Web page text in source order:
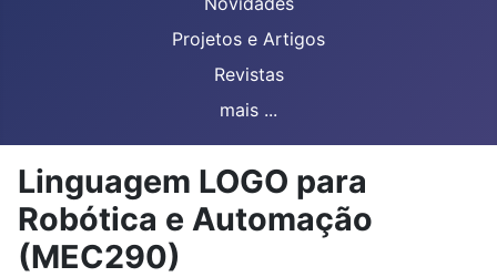
Projetos e Artigos
Revistas
mais ...
Linguagem LOGO para
Robótica e Automação
(MEC290)